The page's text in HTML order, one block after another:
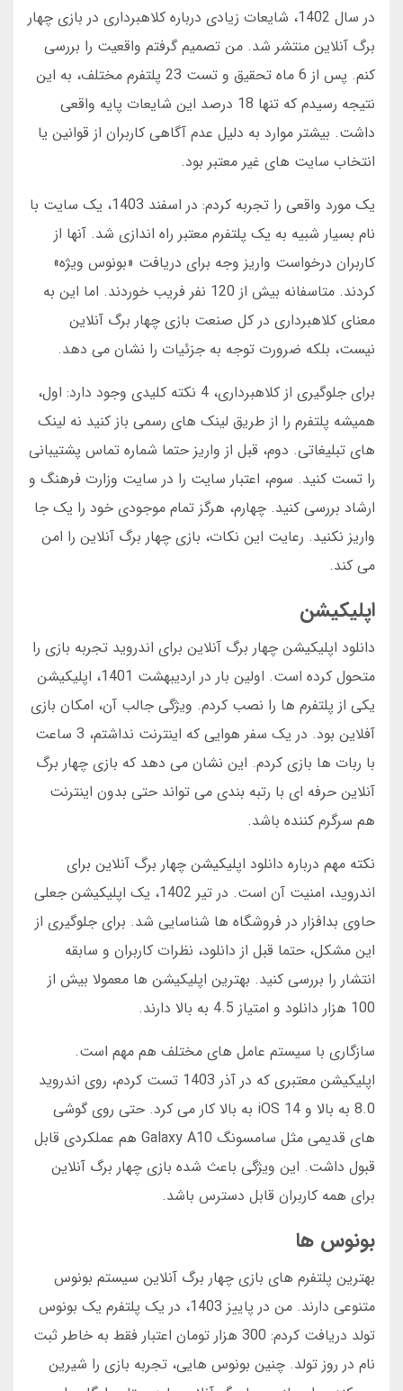
در سال 1402، شایعات زیادی درباره کلاهبرداری در بازی چهار
برگ آنلاین منتشر شد. من تصمیم گرفتم واقعیت را بررسی
کنم. پس از 6 ماه تحقیق و تست 23 پلتفرم مختلف، به این
نتیجه رسیدم که تنها 18 درصد این شایعات پایه واقعی
داشت. بیشتر موارد به دلیل عدم آگاهی کاربران از قوانین یا
انتخاب سایت های غیر معتبر بود.
یک مورد واقعی را تجربه کردم: در اسفند 1403، یک سایت با
نام بسیار شبیه به یک پلتفرم معتبر راه اندازی شد. آنها از
کاربران درخواست واریز وجه برای دریافت «بونوس ویژه»
کردند. متاسفانه بیش از 120 نفر فریب خوردند. اما این به
معنای کلاهبرداری در کل صنعت بازی چهار برگ آنلاین
نیست، بلکه ضرورت توجه به جزئیات را نشان می دهد.
برای جلوگیری از کلاهبرداری، 4 نکته کلیدی وجود دارد: اول،
همیشه پلتفرم را از طریق لینک های رسمی باز کنید نه لینک
های تبلیغاتی. دوم، قبل از واریز حتما شماره تماس پشتیبانی
را تست کنید. سوم، اعتبار سایت را در سایت وزارت فرهنگ و
ارشاد بررسی کنید. چهارم، هرگز تمام موجودی خود را یک جا
واریز نکنید. رعایت این نکات، بازی چهار برگ آنلاین را امن
می کند.
اپلیکیشن
دانلود اپلیکیشن چهار برگ آنلاین برای اندروید تجربه بازی را
متحول کرده است. اولین بار در اردیبهشت 1401، اپلیکیشن
یکی از پلتفرم ها را نصب کردم. ویژگی جالب آن، امکان بازی
آفلاین بود. در یک سفر هوایی که اینترنت نداشتم، 3 ساعت
با ربات ها بازی کردم. این نشان می دهد که بازی چهار برگ
آنلاین حرفه ای با رتبه بندی می تواند حتی بدون اینترنت
هم سرگرم کننده باشد.
نکته مهم درباره دانلود اپلیکیشن چهار برگ آنلاین برای
اندروید، امنیت آن است. در تیر 1402، یک اپلیکیشن جعلی
حاوی بدافزار در فروشگاه ها شناسایی شد. برای جلوگیری از
این مشکل، حتما قبل از دانلود، نظرات کاربران و سابقه
انتشار را بررسی کنید. بهترین اپلیکیشن ها معمولا بیش از
100 هزار دانلود و امتیاز 4.5 به بالا دارند.
سازگاری با سیستم عامل های مختلف هم مهم است.
اپلیکیشن معتبری که در آذر 1403 تست کردم، روی اندروید
8.0 به بالا و iOS 14 به بالا کار می کرد. حتی روی گوشی
های قدیمی مثل سامسونگ Galaxy A10 هم عملکردی قابل
قبول داشت. این ویژگی باعث شده بازی چهار برگ آنلاین
برای همه کاربران قابل دسترس باشد.
بونوس ها
بهترین پلتفرم های بازی چهار برگ آنلاین سیستم بونوس
متنوعی دارند. من در پاییز 1403، در یک پلتفرم یک بونوس
تولد دریافت کردم: 300 هزار تومان اعتبار فقط به خاطر ثبت
نام در روز تولد. چنین بونوس هایی، تجربه بازی را شیرین